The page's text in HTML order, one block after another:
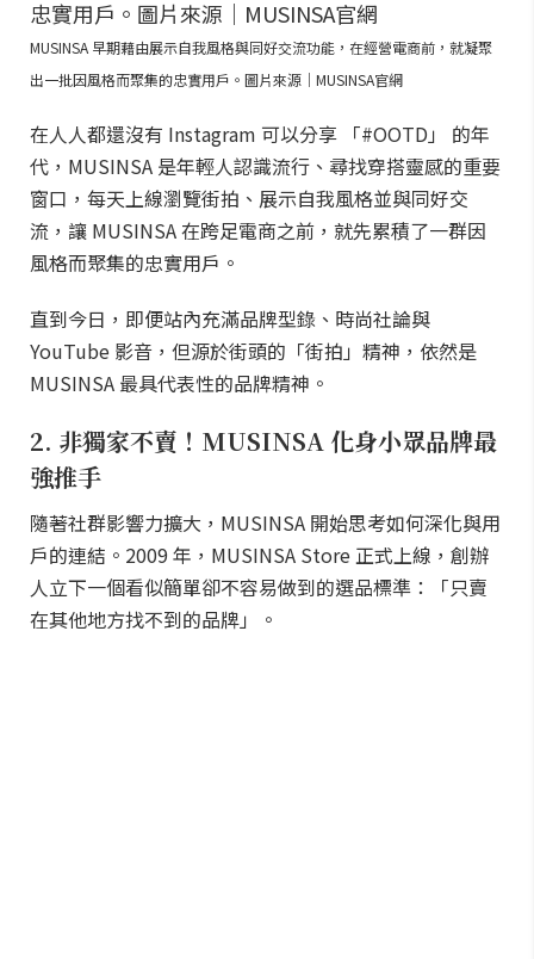
MUSINSA 早期藉由展示自我風格與同好交流功能，在經營電商前，就凝聚
出一批因風格而聚集的忠實用戶。圖片來源｜MUSINSA官網
在人人都還沒有 Instagram 可以分享 「#OOTD」 的年
代，MUSINSA 是年輕人認識流行、尋找穿搭靈感的重要
窗口，每天上線瀏覽街拍、展示自我風格並與同好交
流，讓 MUSINSA 在跨足電商之前，就先累積了一群因
風格而聚集的忠實用戶。
直到今日，即便站內充滿品牌型錄、時尚社論與
YouTube 影音，但源於街頭的「街拍」精神，依然是
MUSINSA 最具代表性的品牌精神。
2. 非獨家不賣！MUSINSA 化身小眾品牌最
強推手
隨著社群影響力擴大，MUSINSA 開始思考如何深化與用
戶的連結。2009 年，MUSINSA Store 正式上線，創辦
人立下一個看似簡單卻不容易做到的選品標準：「只賣
在其他地方找不到的品牌」。